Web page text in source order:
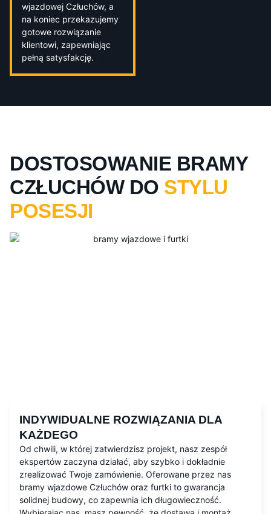
wjazdowej Człuchów, a
na koniec przekazujemy
gotowe rozwiązanie
klientowi, zapewniając
pełną satysfakcję.
DOSTOSOWANIE BRAMY
CZŁUCHÓW DO STYLU
POSESJI
INDYWIDUALNE ROZWIĄZANIA DLA
KAŻDEGO
Od chwili, w której zatwierdzisz projekt, nasz zespół
ekspertów zaczyna działać, aby szybko i dokładnie
zrealizować Twoje zamówienie. Oferowane przez nas
bramy wjazdowe Człuchów oraz furtki to gwarancja
solidnej budowy, co zapewnia ich długowieczność.